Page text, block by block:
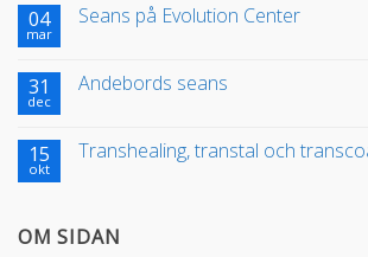
04
mar
Seans på Evolution Center
31
dec
Andebords seans
15
okt
Transhealing, transtal och
OM SIDAN